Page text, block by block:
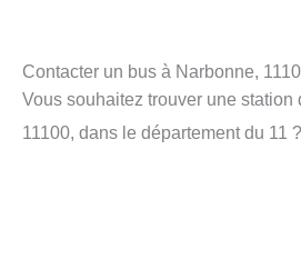
Contacter un bus à Narbonne,
Vous souhaitez trouver une station
11100, dans le département du 11 ?